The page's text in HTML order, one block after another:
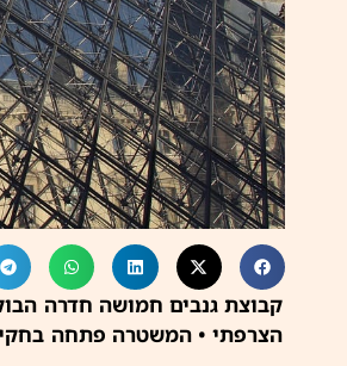
קבוצת גנבים חמושה חדרה
הצרפתי • המשטרה פתחה